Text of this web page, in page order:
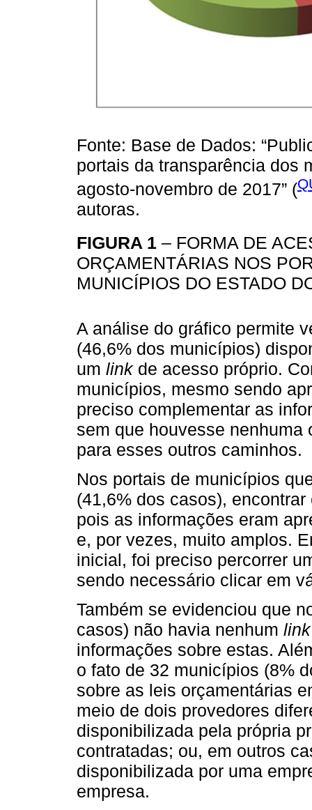
Fonte: Base de Dados:
portais da transparência dos
agosto-novembro de 2017” (
autoras.
FIGURA 1 – FORMA DE
ORÇAMENTÁRIAS NOS
MUNICÍPIOS DO ESTADO
A análise do gráfico permite
(46,6% dos municípios)
um linkde acesso próprio.
municípios, mesmo sendo
preciso complementar as
sem que houvesse
para esses outros caminhos.
Nos portais de municípios
(41,6% dos casos),
pois as informações eram
e, por vezes, muito amplos.
inicial, foi preciso percorrer
sendo necessário clicar em
Também se evidenciou que
casos) não havia nenhum link
informações sobre estas.
o fato de 32 municípios (8%
sobre as leis orçamentárias
meio de dois provedores
disponibilizada pela própria
contratadas; ou, em outros
disponibilizada por uma
empresa.